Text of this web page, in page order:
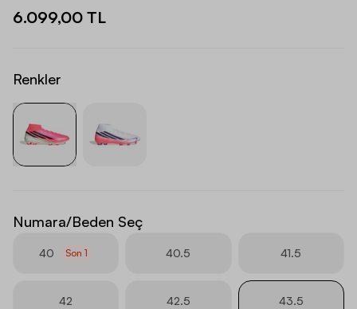
6.099,00 TL
Renkler
Numara/Beden Seç
40 Son1 40.5 41.5
42 42.5 43.5